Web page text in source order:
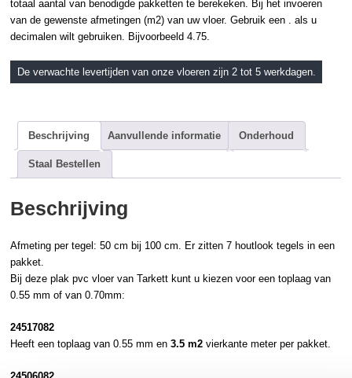
totaal aantal van benodigde pakketten te berekeken. Bij het invoeren
van de gewenste afmetingen (m2) van uw vloer. Gebruik een . als u
decimalen wilt gebruiken. Bijvoorbeeld 4.75.
De verwachte levertijden van onze vloeren zijn 2 tot 5 werkdagen.
Beschrijving Aanvullende informatie Onderhoud
Staal Bestellen
Beschrijving
Afmeting per tegel: 50 cm bij 100 cm. Er zitten 7 houtlook tegels in een
pakket.
Bij dezeplak pvc vloer vanTarkett kunt u kiezen voor een toplaag van
0.55 mm of van 0.70mm:
24517082
Heeft een toplaag van 0.55 mm en3.5 m2 vierkante meter per pakket.